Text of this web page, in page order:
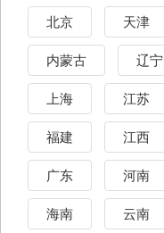
北京 天津
内蒙古 辽宁
上海 江苏
福建 江西
广东 河南
海南 云南